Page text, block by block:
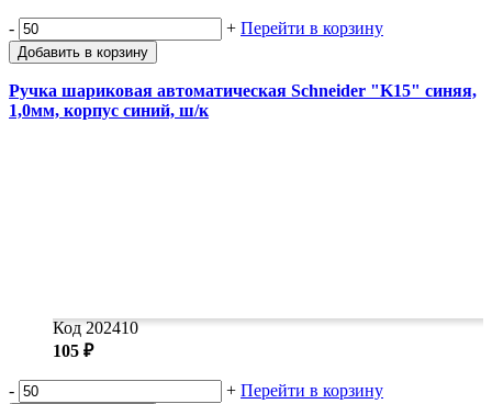
- + Перейти в корзину
Добавить в корзину
Ручка шариковая автоматическая Schneider "K15" синяя,
1,0мм, корпус синий, ш/к
Код 202410
105 ₽
- + Перейти в корзину